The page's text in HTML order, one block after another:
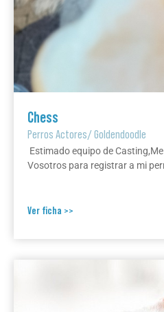
Chess
Perros Actores/Goldendoodle
Estimado equipo de
Vosotros para registrar a mi
Ver ficha >>